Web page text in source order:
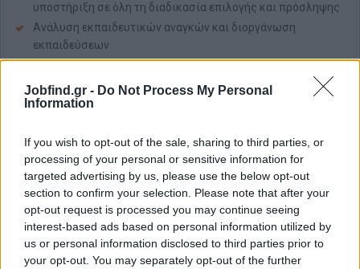
Jobfind.gr - Do Not Process My Personal
Information
If you wish to opt-out of the sale, sharing to third parties, or
processing of your personal or sensitive information for
targeted advertising by us, please use the below opt-out
section to confirm your selection. Please note that after your
opt-out request is processed you may continue seeing
interest-based ads based on personal information utilized by
us or personal information disclosed to third parties prior to
your opt-out. You may separately opt-out of the further
υποστήριξη σε όλη τη διαδικασία επιλογής και πρόσληψης
Ανάλυση εκπαιδευτικών αναγκών και διοργάνωση
εκπαιδεύσεων
Πτυχίο στη Διοίκηση Ανθρώπινου Δυναμικού
Τουλάχιστον 4 έτη εμπειρίας σε μισθοδοσία
Πολύ καλή γνώση εργατικής και ασφαλιστικής νομοθεσίας
Άριστη γνώση MS Office (ιδιαίτερα Excel)
Οργανωτικότητα, υπευθυνότητα και αυστηρή τήρηση
εμπιστευτικότητας
Καλή γνώση της αγγλικής γλώσσας